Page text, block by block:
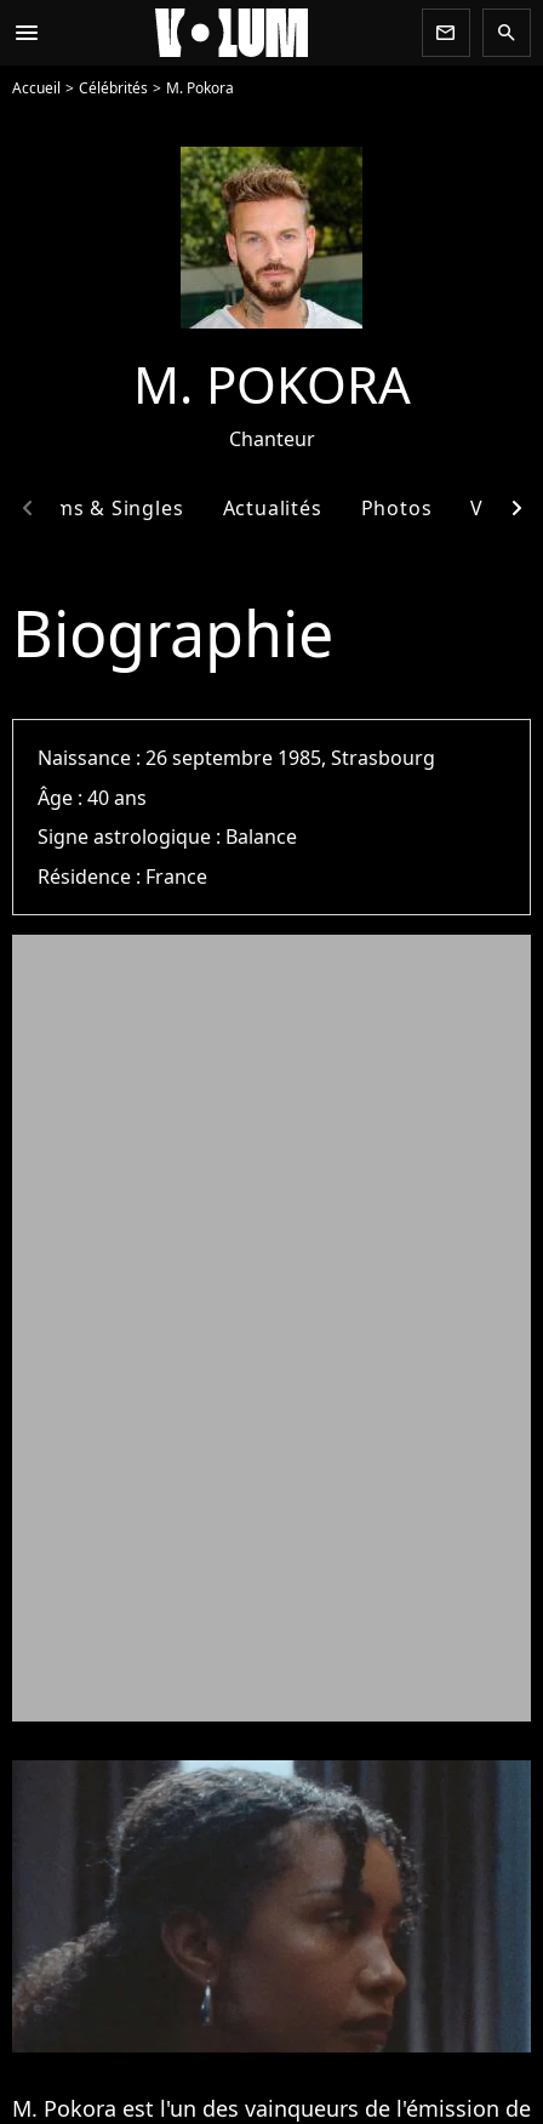
menu newsletter search
Accueil Célébrités M. Pokora
M. POKORA
Chanteur
Albums & Singles Actualités Photos Vidéos
chevron_left chevron_right
Biographie
Naissance :26 septembre 1985, Strasbourg
Âge :40 ans
Signe astrologique : Balance
Résidence : France
M. Pokora est l'un des vainqueurs de l'émission de